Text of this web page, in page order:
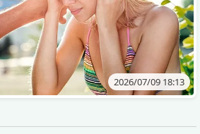
2026/07/09 18:13